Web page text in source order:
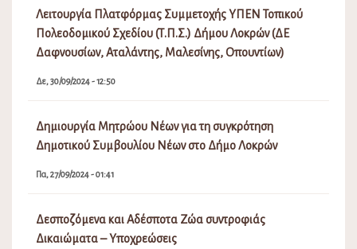
Λειτουργία Πλατφόρμας Συμμετοχής ΥΠΕΝ Τοπικού
Πολεοδομικού Σχεδίου (Τ.Π.Σ.) Δήμου Λοκρών (ΔΕ
Δαφνουσίων, Αταλάντης, Μαλεσίνης, Οπουντίων)
Δε, 30/09/2024 - 12:50
Δημιουργία Μητρώου Νέων για τη συγκρότηση
Δημοτικού Συμβουλίου Νέων στο Δήμο Λοκρών
Πα, 27/09/2024 - 01:41
Δεσποζόμενα και Αδέσποτα Ζώα συντροφιάς
Δικαιώματα – Υποχρεώσεις